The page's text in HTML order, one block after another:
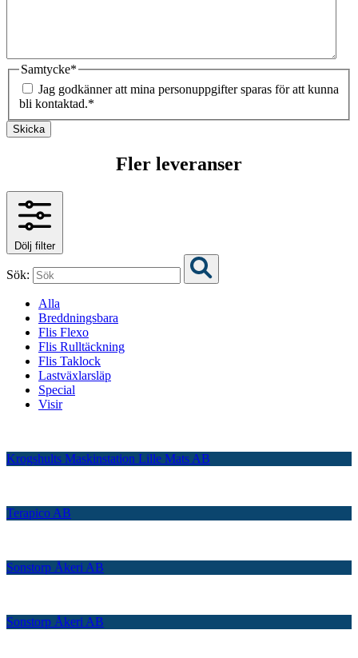
Samtycke*
Jag godkänner att mina personuppgifter sparas för att kunna
bli kontaktad.*
Skicka
Fler leveranser
Dölj filter
Sök:
Alla
Breddningsbara
Flis Flexo
Flis Rulltäckning
Flis Taklock
Lastväxlarsläp
Special
Visir
Krogshults Maskinstation Lille Mats AB
Terapico AB
Sonstorp Åkeri AB
Sonstorp Åkeri AB